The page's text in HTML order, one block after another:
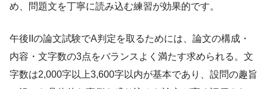
め、問題文を丁寧に読み込む練習が効果的です。
午後IIの論文試験でA判定を取るためには、論文の構成・
内容・文字数の3点をバランスよく満たす求められる。文
字数は2,000字以上3,600字以内が基本であり、設問の趣旨